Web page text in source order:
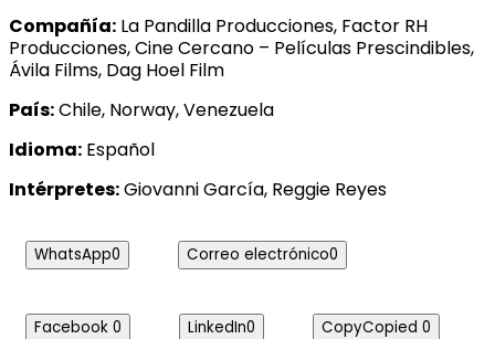
Compañía: La Pandilla Producciones, Factor RH
Producciones, Cine Cercano – Películas Prescindibles,
Ávila Films, Dag Hoel Film
País:Chile, Norway, Venezuela
Idioma: Español
Intérpretes:Giovanni García, Reggie Reyes
WhatsApp0 Correo electrónico0
Facebook 0 LinkedIn0 CopyCopied 0